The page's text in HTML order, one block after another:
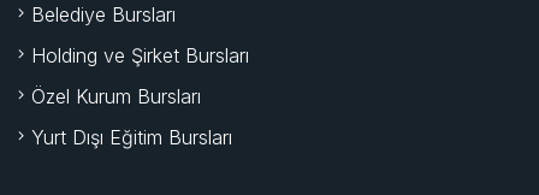
Belediye Bursları
Holding ve Şirket Bursları
Özel Kurum Bursları
Yurt Dışı Eğitim Bursları